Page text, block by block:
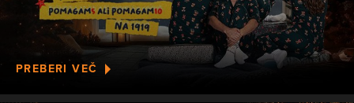
PREBERI VEČ